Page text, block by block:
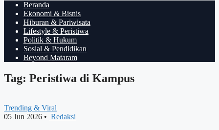
Beranda
Ekonomi & Bisnis
Hiburan & Pariwisata
Lifestyle & Peristiwa
Politik & Hukum
Sosial & Pendidikan
Beyond Mataram
Tag: Peristiwa di Kampus
Trending & Viral
05 Jun 2026 • Redaksi